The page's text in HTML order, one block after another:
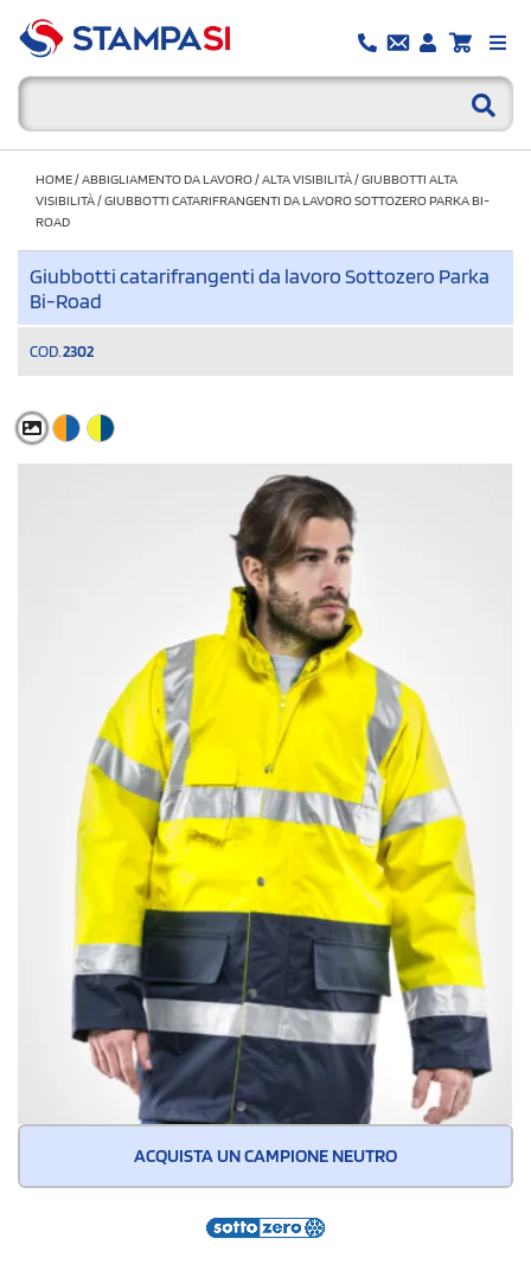
HOME/ABBIGLIAMENTO DA LAVORO/ALTA VISIBILITÀ/GIUBBOTTI ALTA
VISIBILITÀ/GIUBBOTTI CATARIFRANGENTI DA LAVORO SOTTOZERO PARKA BI-
ROAD
Giubbotti catarifrangenti da lavoro Sottozero Parka
Bi-Road
COD. 2302
ACQUISTA UN CAMPIONE NEUTRO